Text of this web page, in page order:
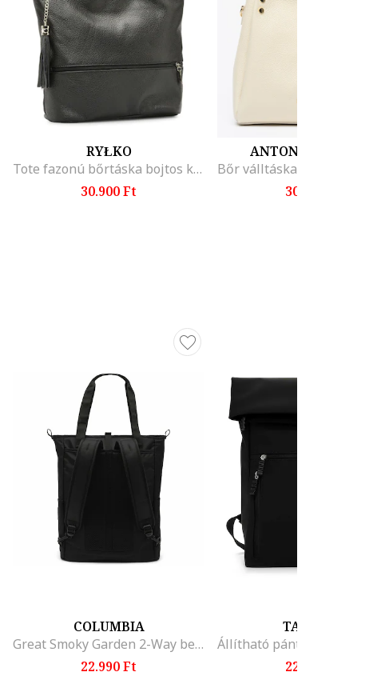
RYŁKO
Tote fazonú bőrtáska bojtos kiegészítővel, Fekete
30.900 Ft
ANTONIA MORETTI
30.399 Ft
COLUMBIA
Great Smoky Garden 2-Way bevásárlótáska stílusú táska, kétféleképpen hordható, fekete
22.990 Ft
TAMARIS
22.199 Ft